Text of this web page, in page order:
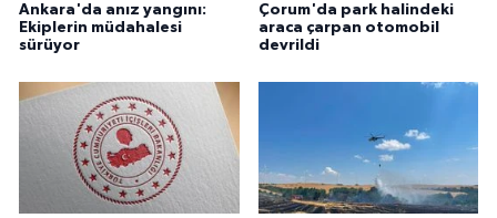
Ankara'da anız yangını:
Ekiplerin müdahalesi
sürüyor
Çorum'da park halindeki
araca çarpan otomobil
devrildi